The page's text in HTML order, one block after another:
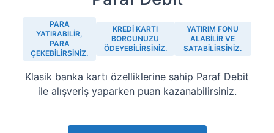
PARA
YATIRABILIR,
PARA
ÇEKEBILIRSINIZ.
KREDI KARTI
BORCUNUZU
ÖDEYEBILIRSINIZ.
YATIRIM FONU
ALABILIR VE
SATABILIRSINIZ.
Klasik banka kartı özelliklerine sahip Paraf Debit
ile alışveriş yaparken puan kazanabilirsiniz.